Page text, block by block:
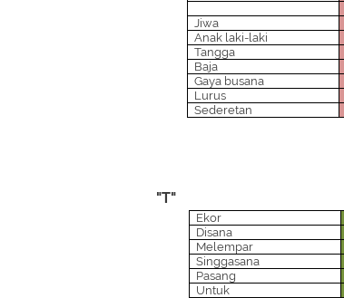
Jiwa
Anak laki-laki
Tangga
Baja
Gaya busana
Lurus
Sederetan
"T"
Ekor
Disana
Melempar
Singgasana
Pasang
Untuk